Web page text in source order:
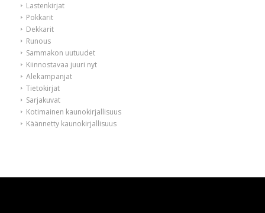
Lastenkirjat
Pokkarit
Dekkarit
Runous
Sammakon uutuudet
Kiinnostavaa juuri nyt
Alekampanjat
Tietokirjat
Sarjakuvat
Kotimainen kaunokirjallisuus
Käännetty kaunokirjallisuus